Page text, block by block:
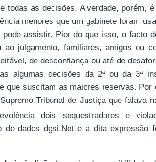
todas as decisões. A verdade, porém,
menores que um gabinete foram
pode assistir. Pior do que isso, o facto
julgamento, familiares, amigos ou
de desconfiança ou até de
algumas decisões da 2ª ou da 3ª
que suscitam as maiores reservas. Por
Tribunal de Justiça que falava
dois sequestradores e
de dados dgsi.Net e a dita expressão